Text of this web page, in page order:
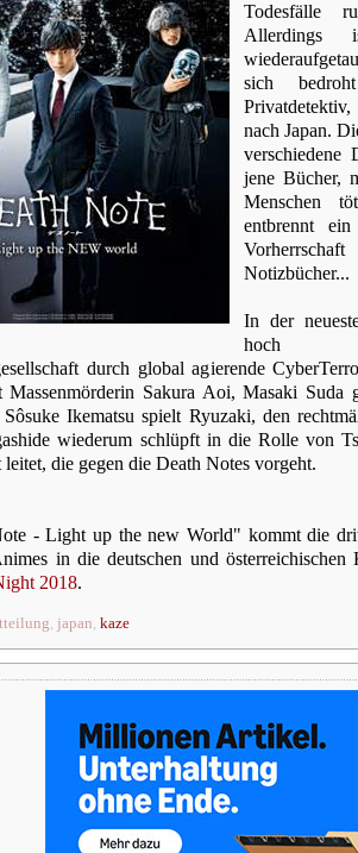
Todesfälle
sich
nach Japan.
verschiedene
jene Bücher,
Menschen
entbrennt
Notizbücher...
In der
hoch
durch global agierende
Massenmörderin Sakura Aoi, Masaki Suda
Ikematsu spielt Ryuzaki, den
wiederum schlüpft in die Rolle von
leitet, die gegen die Death Notes vorgeht.
- Light up the new World" kommt die
in die deutschen und österreichischen
2018.
, japan, kaze